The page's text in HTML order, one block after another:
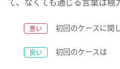
て、なくても通じる言葉は極
初回のケースに関
初回のケースは